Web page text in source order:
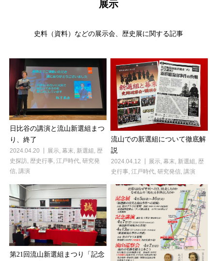
展示
史料（資料）などの展示会、歴史展に関する記事
日比谷の講演と流山新選組まつ
り、終了
2024.04.20 展示, 幕末, 新選組 , 歴
史探訪, 歴史行事, 江戸時代, 研究発
信, 講演
流山での新選組について徹底解
説
2024.04.12 展示 幕末 新選組 歴
史行事 江戸時代 研究発信 講演
第21回流山新選組まつり「記念